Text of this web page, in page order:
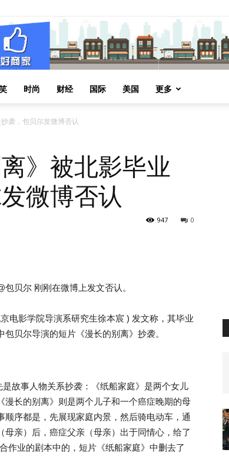
时尚 财经 国际 美国 更多
袭，包贝尔发微博否认
》被北影毕业
微博否认
0
947
贝尔 刚刚在微博上发文否认。
电影学院导演系研究生徐本宸 ) 发文称，其毕业
贝尔导演的短片《漫长的别离》抄袭。
故事人物关系抄袭：《纸船家庭》是两个女儿
长的别离》则是两个儿子和一个癌症晚期的母
序都是，先展现家庭内景，然后骑电动车，通
亲）后，癌症父亲（母亲）出于同情心，给了
作业的剧本中的，短片《纸船家庭》中删去了